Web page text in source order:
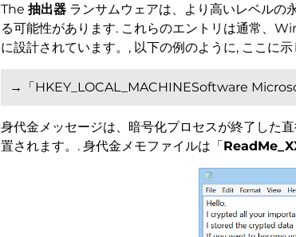
The 抽出器 ランサムウェアは、より高いレベル
る可能性があります. これらのエントリは通常、
に設計されています。, 以下の例のように, ここに
→「HKEY_LOCAL_MACHINESoftware
身代金メッセージは、暗号化プロセスが終了した
置されます。. 身代金メモファイルは「